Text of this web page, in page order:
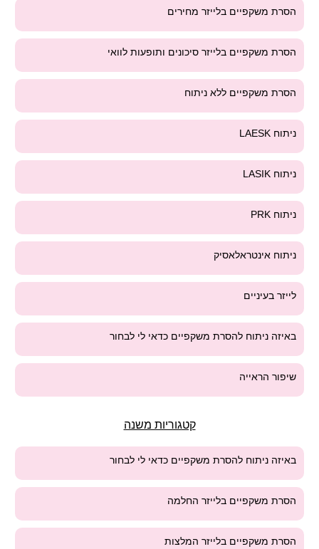
הסרת משקפיים בלייזר מחירים
הסרת משקפיים בלייזר סיכונים ותופעות לוואי
הסרת משקפיים ללא ניתוח
ניתוח LAESK
ניתוח LASIK
ניתוח PRK
ניתוח אינטראלאסיק
לייזר בעיניים
באיזה ניתוח להסרת משקפיים כדאי לי לבחור
שיפור הראייה
קטגוריות משנה
באיזה ניתוח להסרת משקפיים כדאי לי לבחור
הסרת משקפיים בלייזר החלמה
הסרת משקפיים בלייזר המלצות